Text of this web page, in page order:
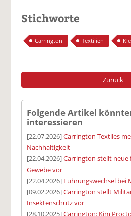
Stichworte
Carrington Textilien
Zurück
Folgende Artikel
interessieren
[22.07.2026]Carrington Textiles
Nachhaltigkeit
[22.04.2026]Carrington stellt
Gewebe vor
[22.04.2026] Führungswechsel bei
[09.02.2026]Carrington stellt
Insektenschutz vor
[28.10.2025]Carrington: Kim